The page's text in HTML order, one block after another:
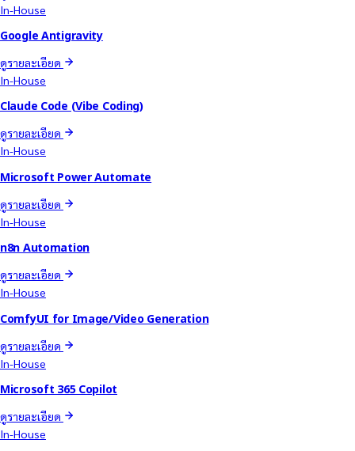
In-House
Google Antigravity
ดูรายละเอียด
In-House
Claude Code (Vibe Coding)
ดูรายละเอียด
In-House
Microsoft Power Automate
ดูรายละเอียด
In-House
n8n Automation
ดูรายละเอียด
In-House
ComfyUI for Image/Video Generation
ดูรายละเอียด
In-House
Microsoft 365 Copilot
ดูรายละเอียด
In-House